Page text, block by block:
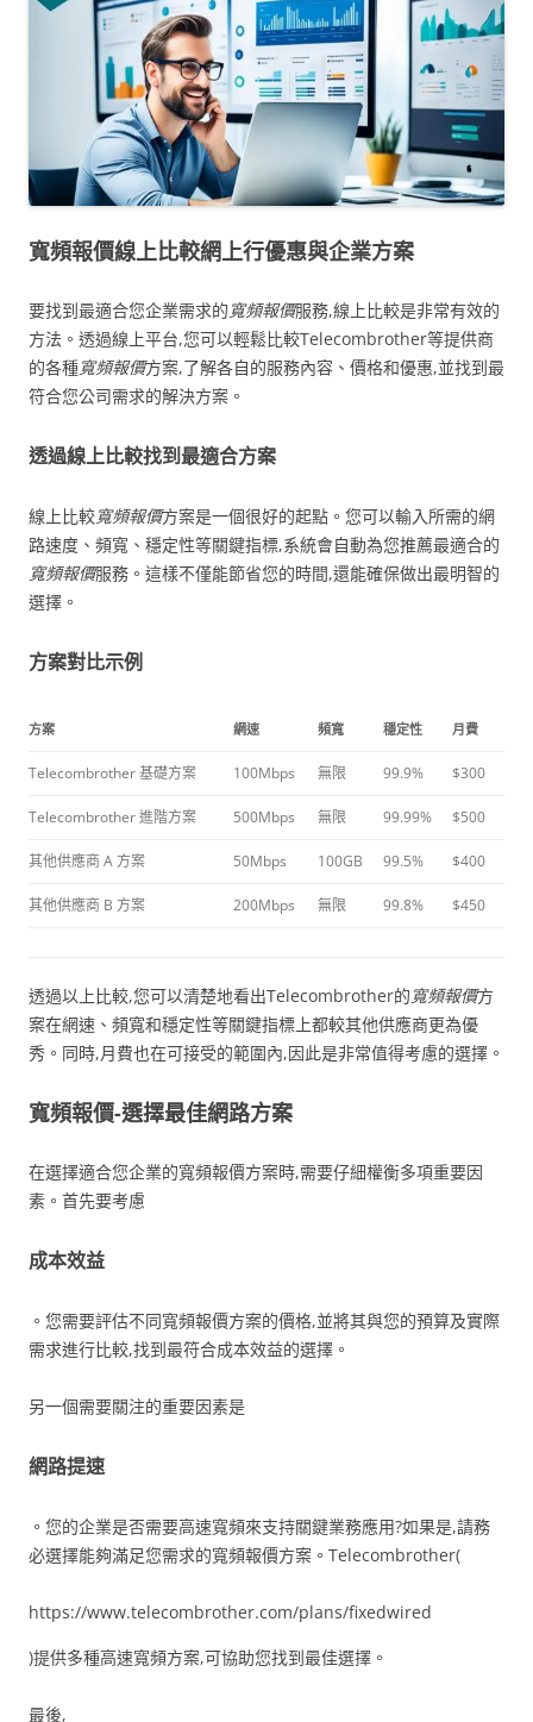
寬頻報價線上比較網上行優惠與企業方案
要找到最適合您企業需求的 寬頻報價服務,線上比較是非常有效的
方法。透過線上平台,您可以輕鬆比較Telecombrother等提供商
的各種寬頻報價方案,了解各自的服務內容、價格和優惠,並找到最
符合您公司需求的解決方案。
透過線上比較找到最適合方案
線上比較寬頻報價方案是一個很好的起點。您可以輸入所需的網
路速度、頻寬、穩定性等關鍵指標,系統會自動為您推薦最適合的
寬頻報價服務。這樣不僅能節省您的時間,還能確保做出最明智的
選擇。
方案對比示例
方案 網速 頻寬 穩定性 月費
Telecombrother 基礎方案 100Mbps 無限 99.9% $300
Telecombrother 進階方案 500Mbps 無限 99.99% $500
其他供應商 A 方案 50Mbps 100GB 99.5% $400
其他供應商 B 方案 200Mbps 無限 99.8% $450
透過以上比較,您可以清楚地看出Telecombrother的 寬頻報價方
案在網速、頻寬和穩定性等關鍵指標上都較其他供應商更為優
秀。同時,月費也在可接受的範圍內,因此是非常值得考慮的選擇。
寬頻報價-選擇最佳網路方案
在選擇適合您企業的寬頻報價方案時,需要仔細權衡多項重要因
素。首先要考慮
成本效益
。您需要評估不同寬頻報價方案的價格,並將其與您的預算及實際
需求進行比較,找到最符合成本效益的選擇。
另一個需要關注的重要因素是
網路提速
。您的企業是否需要高速寬頻來支持關鍵業務應用?如果是,請務
必選擇能夠滿足您需求的寬頻報價方案。Telecombrother(
https://www.telecombrother.com/plans/fixedwired
)提供多種高速寬頻方案,可協助您找到最佳選擇。
最後,